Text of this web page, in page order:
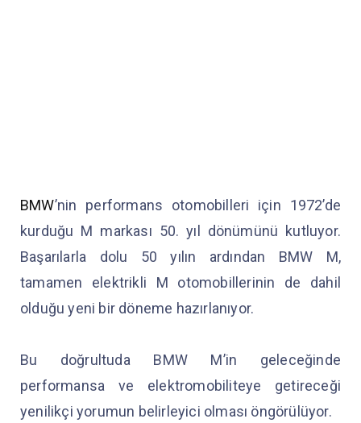
BMW’nin performans otomobilleri için 1972’de
kurduğu M markası 50. yıl dönümünü kutluyor.
Başarılarla dolu 50 yılın ardından BMW M,
tamamen elektrikli M otomobillerinin de dahil
olduğu yeni bir döneme hazırlanıyor.
Bu doğrultuda BMW M’in geleceğinde
performansa ve elektromobiliteye getireceği
yenilikçi yorumun belirleyici olması öngörülüyor.